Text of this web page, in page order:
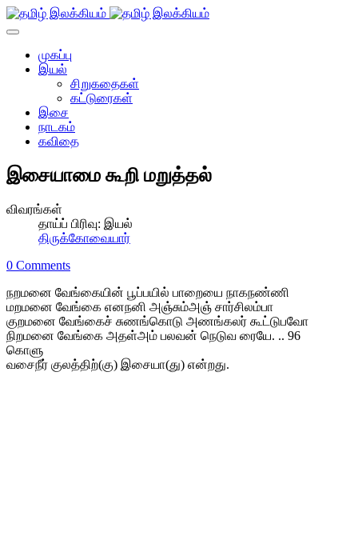
முகப்பு
இயல்
சிறுகதைகள்
கட்டுரைகள்
இசை
நாடகம்
கவிதை
இசையாமை கூறி மறுத்தல்
விவரங்கள்
தாய்ப் பிரிவு: இயல்
திருக்கோவையார்
0 Comments
நறமனை வேங்கையின் பூப்பயில் பாறையை நாகநண்ணி
மறமனை வேங்கை எனநனி அஞ்சும்அஞ் சார்சிலம்பா
குறமனை வேங்கைச் சுணங்கொடு அணங்கலர் கூட்டுபவோ
நிறமனை வேங்கை அதள்அம் பலவன் நெடுவ ரையே. .. 96
கொளு
வசைநீர் குலத்திற்(கு) இசையா(து) என்றது.